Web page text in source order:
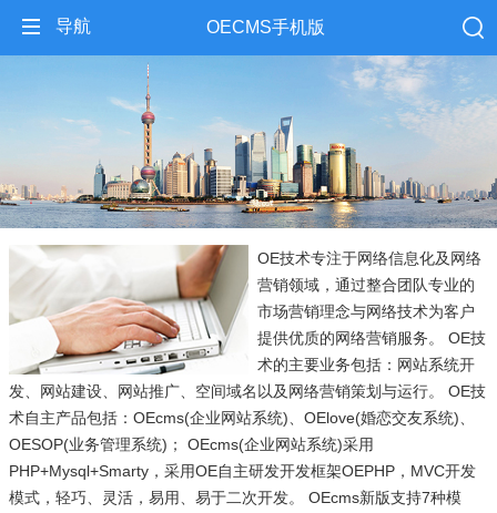
导航 OECMS手机版
OE技术专注于网络信息化及网络
营销领域，通过整合团队专业的
市场营销理念与网络技术为客户
提供优质的网络营销服务。 OE技
术的主要业务包括：网站系统开
发、网站建设、网站推广、空间域名以及网络营销策划与运行。 OE技
术自主产品包括：OEcms(企业网站系统)、OElove(婚恋交友系统)、
OESOP(业务管理系统)； OEcms(企业网站系统)采用
PHP+Mysql+Smarty，采用OE自主研发开发框架OEPHP，MVC开发
模式，轻巧、灵活，易用、易于二次开发。 OEcms新版支持7种模